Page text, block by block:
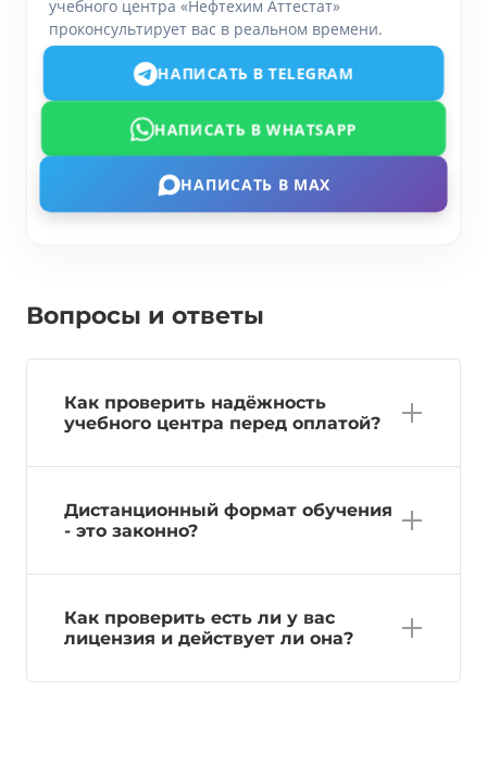
учебного центра «Нефтехим Аттестат»
проконсультирует вас в реальном времени.
НАПИСАТЬ В TELEGRAM
НАПИСАТЬ В WHATSAPP
НАПИСАТЬ В MAX
Вопросы и ответы
Как проверить надёжность
учебного центра перед оплатой?
Дистанционный формат обучения
- это законно?
Как проверить есть ли у вас
лицензия и действует ли она?